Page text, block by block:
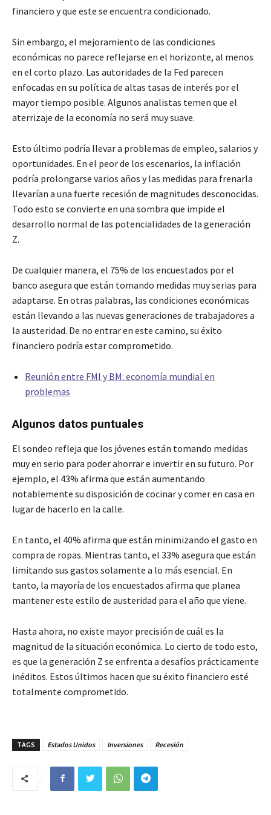
financiero y que este se encuentra condicionado.
Sin embargo, el mejoramiento de las condiciones
económicas no parece reflejarse en el horizonte, al menos
en el corto plazo. Las autoridades de la Fed parecen
enfocadas en su política de altas tasas de interés por el
mayor tiempo posible. Algunos analistas temen que el
aterrizaje de la economía no será muy suave.
Esto último podría llevar a problemas de empleo, salarios y
oportunidades. En el peor de los escenarios, la inflación
podría prolongarse varios años y las medidas para frenarla
llevarían a una fuerte recesión de magnitudes desconocidas.
Todo esto se convierte en una sombra que impide el
desarrollo normal de las potencialidades de la generación
Z.
De cualquier manera, el 75% de los encuestados por el
banco asegura que están tomando medidas muy serias para
adaptarse. En otras palabras, las condiciones económicas
están llevando a las nuevas generaciones de trabajadores a
la austeridad. De no entrar en este camino, su éxito
financiero podría estar comprometido.
Reunión entre FMI y BM: economía mundial en
problemas
Algunos datos puntuales
El sondeo refleja que los jóvenes están tomando medidas
muy en serio para poder ahorrar e invertir en su futuro. Por
ejemplo, el 43% afirma que están aumentando
notablemente su disposición de cocinar y comer en casa en
lugar de hacerlo en la calle.
En tanto, el 40% afirma que están minimizando el gasto en
compra de ropas. Mientras tanto, el 33% asegura que están
limitando sus gastos solamente a lo más esencial. En
tanto, la mayoría de los encuestados afirma que planea
mantener este estilo de austeridad para el año que viene.
Hasta ahora, no existe mayor precisión de cuál es la
magnitud de la situación económica. Lo cierto de todo esto,
es que la generación Z se enfrenta a desafíos prácticamente
inéditos. Estos últimos hacen que su éxito financiero esté
totalmente comprometido.
TAGS Estados Unidos Inversiones Recesión